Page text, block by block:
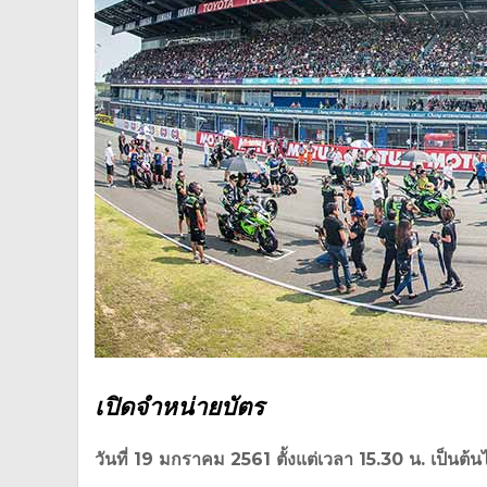
เปิดจำหน่ายบัตร
วันที่ 19 มกราคม 2561 ตั้งแต่เวลา 15.30 น. เป็นต้น